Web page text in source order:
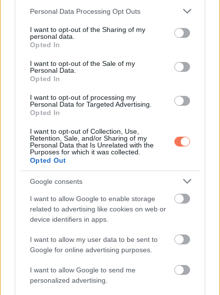
Please note that this website/app uses one or more Google
not limited to your visit or usage behaviour. You may click to
grant or deny consent to Google and its third-party tags to
use your data for below specified purposes in below Google
consent section.
Personal Data Processing Opt Outs
I want to opt-out of the Sharing of my
personal data.
Opted In
I want to opt-out of the Sale of my
Personal Data.
Opted In
I want to opt-out of processing my
Personal Data for Targeted Advertising.
Opted In
I want to opt-out of Collection, Use,
Retention, Sale, and/or Sharing of my
Personal Data that Is Unrelated with the
Purposes for which it was collected.
Opted Out
Google consents
I want to allow Google to enable storage
related to advertising like cookies on web or
device identifiers in apps.
I want to allow my user data to be sent to
Google for online advertising purposes.
I want to allow Google to send me
personalized advertising.
Az eltűnés további részleteit nem hozták nyilvánosságra,
mivel az ügy nyilvánvalóan érzékeny, mivel kiskorúról van
Nagyon örülünk, hogy Kaylee újra biztonságban van
otthon a családjával. Tényleg szívszorító
megpróbáltatáson mentek keresztül, de remélhetőleg
minden rendben lesz újra!